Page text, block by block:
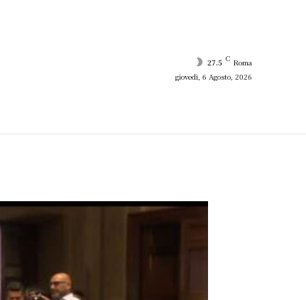
27.5 C Roma
giovedì, 6 Agosto, 2026